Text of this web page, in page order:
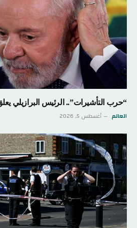
“حرب التأشيرات”.. الرئيس البرازيلي
العالم أغسطس 5, 2026